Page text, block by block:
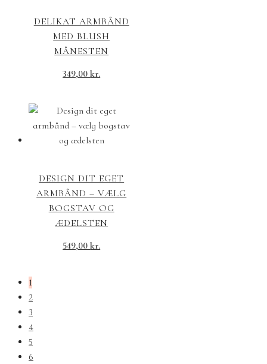
DELIKAT ARMBÅND
MED BLUSH
MÅNESTEN
349,00kr.
DESIGN DIT EGET
ARMBÅND – VÆLG
BOGSTAV OG
ÆDELSTEN
549,00kr.
1
2
3
4
5
6